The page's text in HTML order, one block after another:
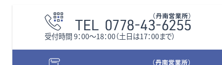
受付時間 9：00〜18：00（土日は17：00まで）